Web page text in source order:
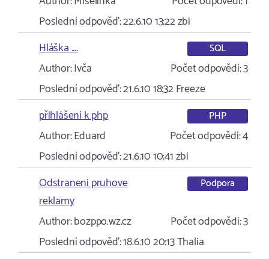
Poslední odpověď:22.6.10 13:22zbi
Hláška ....
SQL
Author:Ivča Počet odpovědí:3
Poslední odpověď:21.6.10 18:32Freeze
přihlášení k php
PHP
Author:Eduard Počet odpovědí:4
Poslední odpověď:21.6.10 10:41zbi
Odstraneni pruhove
reklamy
Podpora
Author:bozppo.wz.cz Počet odpovědí:3
Poslední odpověď:18.6.10 20:13Thalia